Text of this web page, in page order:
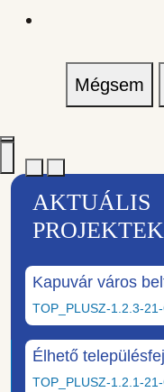
Mégsem
AKTUÁLIS
PROJEKTEK
Kapuvár város
TOP_PLUSZ-1.2.3-
Élhető
TOP_PLUSZ-1.2.1-